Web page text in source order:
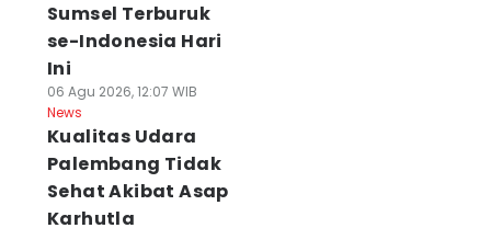
Sumsel Terburuk
se-Indonesia Hari
Ini
06 Agu 2026, 12:07 WIB
News
Kualitas Udara
Palembang Tidak
Sehat Akibat Asap
Karhutla